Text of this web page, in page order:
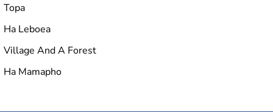
Topa
Ha Leboea
Village And A Forest
Ha Mamapho